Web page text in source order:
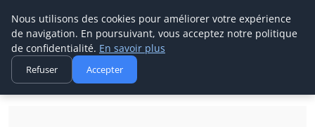
Camping Amour Dariege
Accueil Escapades romantiques
Nous utilisons des cookies pour améliorer votre expérience
de navigation. En poursuivant, vous acceptez notre politique
de confidentialité. En savoir plus
Refuser Accepter